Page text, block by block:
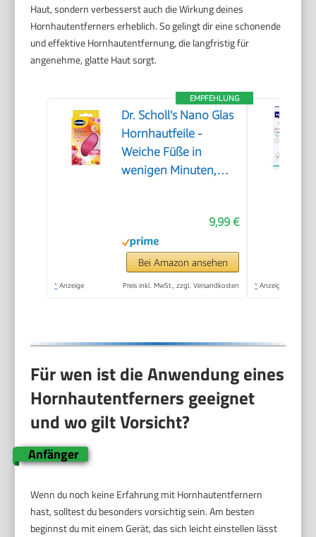
Haut, sondern verbesserst auch die Wirkung deines
Hornhautentferners erheblich. So gelingt dir eine schonende
und effektive Hornhautentfernung, die langfristig für
angenehme, glatte Haut sorgt.
EMPFEHLUNG
Dr. Scholl’s Nano Glas
Hornhautfeile -
Weiche Füße in
wenigen Minuten,
Pediküre, Geeignet für
Nasse oder Trockene
Füße, Hornhaut
Entfernen Fuß,
9,99 €
Bei Amazon ansehen
* Anzeige Preis inkl. MwSt., zzgl. Versandkosten * Anzeige
Für wen ist die Anwendung eines
Hornhautentferners geeignet
und wo gilt Vorsicht?
Anfänger
Wenn du noch keine Erfahrung mit Hornhautentfernern
hast, solltest du besonders vorsichtig sein. Am besten
beginnst du mit einem Gerät, das sich leicht einstellen lässt